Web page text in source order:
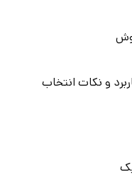
و نکات انتخاب